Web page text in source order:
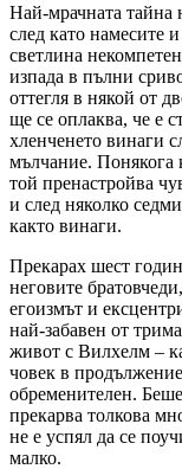
Най-мрачната тайна
след като намесите
светлина
изпада в пълни
оттегля в някой от
ще се оплаква, че е
хленченето винаги
мълчание. Понякога
той пренастройва
и след няколко
както винаги.
Прекарах шест
неговите
егоизмът и
най-забавен от
живот с Вилхелм –
човек в
обременителен.
прекарва толкова
не е успял да се
малко.